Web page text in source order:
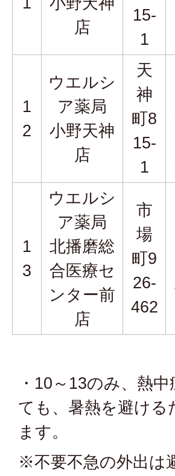
店
15-
1
1
2
ウエルシ
ア薬局
小野天神
店
天
神
町8
15-
1
1
3
ウエルシ
ア薬局
北播磨総
合医療セ
ンター前
店
市
場
町9
26-
462
・10～13のみ、熱
ても、暑熱を避け
ます。
※不要不急の外出は